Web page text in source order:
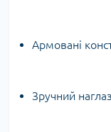
Армовані
Зручний